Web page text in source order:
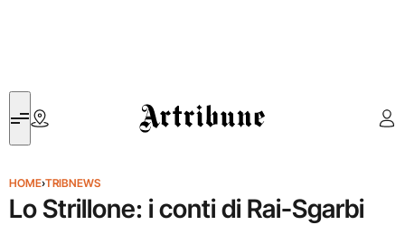
Artribune
HOME›TRIBNEWS
Lo Strillone: i conti di Rai-Sgarbi